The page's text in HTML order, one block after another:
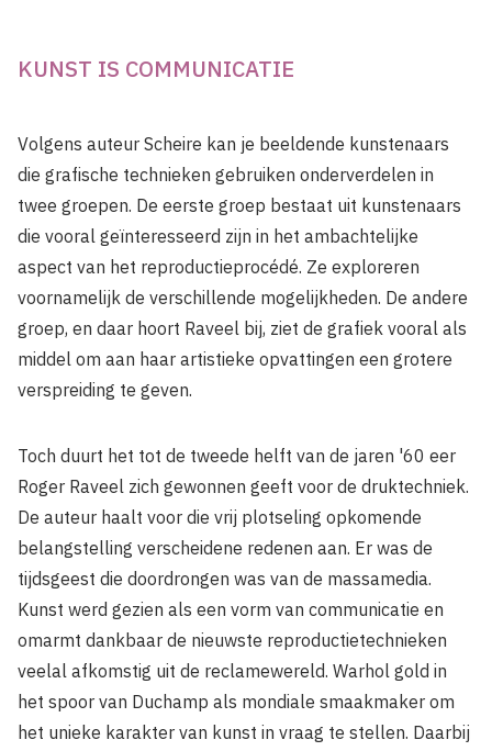
KUNST IS COMMUNICATIE
Volgens auteur Scheire kan je beeldende kunstenaars
die grafische technieken gebruiken onderverdelen in
twee groepen. De eerste groep bestaat uit kunstenaars
die vooral geïnteresseerd zijn in het ambachtelijke
aspect van het reproductieprocédé. Ze exploreren
voornamelijk de verschillende mogelijkheden. De andere
groep, en daar hoort Raveel bij, ziet de grafiek vooral als
middel om aan haar artistieke opvattingen een grotere
verspreiding te geven.
Toch duurt het tot de tweede helft van de jaren '60 eer
Roger Raveel zich gewonnen geeft voor de druktechniek.
De auteur haalt voor die vrij plotseling opkomende
belangstelling verscheidene redenen aan. Er was de
tijdsgeest die doordrongen was van de massamedia.
Kunst werd gezien als een vorm van communicatie en
omarmt dankbaar de nieuwste reproductietechnieken
veelal afkomstig uit de reclame­wereld. Warhol gold in
het spoor van Duchamp als mondiale smaak­maker om
het unieke karakter van kunst in vraag te stellen. Daarbij